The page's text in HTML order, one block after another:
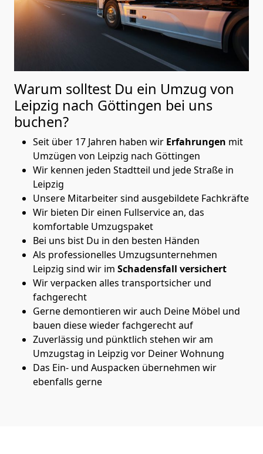
Warum solltest Du ein Umzug von
Leipzig nach Göttingen bei uns
buchen?
Seit über 17 Jahren haben wir Erfahrungen mit
Umzügen von Leipzig nach Göttingen
Wir kennen jeden Stadtteil und jede Straße in
Leipzig
Unsere Mitarbeiter sind ausgebildete Fachkräfte
Wir bieten Dir einen Fullservice an, das
komfortable Umzugspaket
Bei uns bist Du in den besten Händen
Als professionelles Umzugsunternehmen
Leipzig sind wir im Schadensfall versichert
Wir verpacken alles transportsicher und
fachgerecht
Gerne demontieren wir auch Deine Möbel und
bauen diese wieder fachgerecht auf
Zuverlässig und pünktlich stehen wir am
Umzugstag in Leipzig vor Deiner Wohnung
Das Ein- und Auspacken übernehmen wir
ebenfalls gerne